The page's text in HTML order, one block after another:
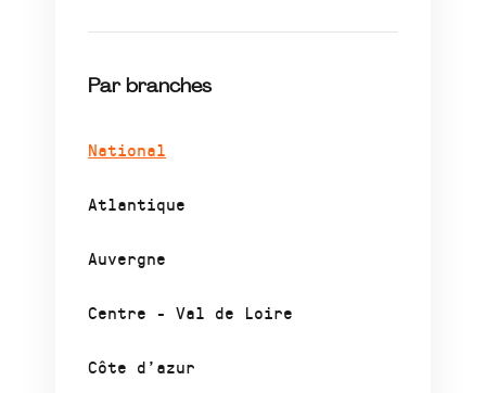
Par branches
National
Atlantique
Auvergne
Centre - Val de Loire
Côte d’azur